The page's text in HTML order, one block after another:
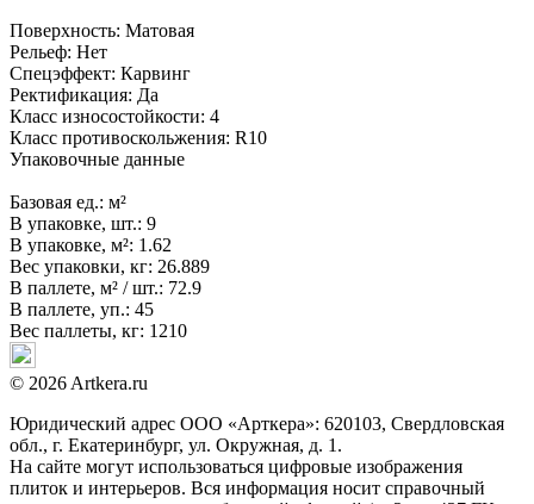
Поверхность: Матовая
Рельеф: Нет
Спецэффект: Карвинг
Ректификация: Да
Класс износостойкости: 4
Класс противоскольжения: R10
Упаковочные данные
Базовая ед.: м²
В упаковке, шт.: 9
В упаковке, м²: 1.62
Вес упаковки, кг: 26.889
В паллете, м² / шт.: 72.9
В паллете, уп.: 45
Вес паллеты, кг: 1210
© 2026 Artkera.ru
Юридический адрес ООО «Арткера»: 620103, Свердловская
обл., г. Екатеринбург, ул. Окружная, д. 1.
На сайте могут использоваться цифровые изображения
плиток и интерьеров. Вся информация носит справочный